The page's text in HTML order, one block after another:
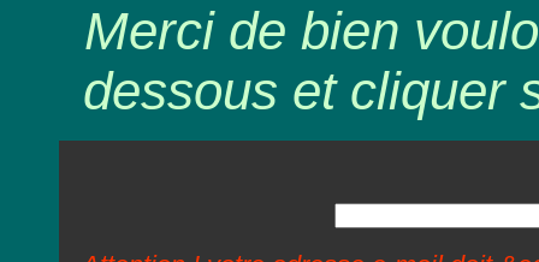
Merci de bien
dessous et cliquer